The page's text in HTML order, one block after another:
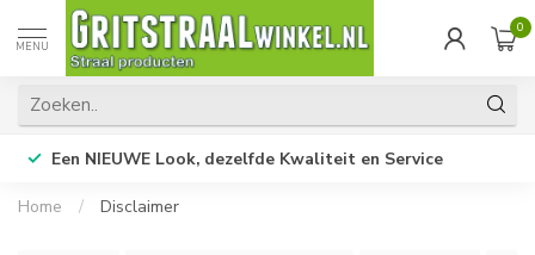
MENU
0
Een NIEUWE Look, dezelfde Kwaliteit en Service
Home / Disclaimer